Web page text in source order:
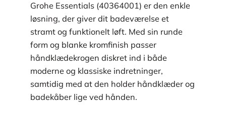
Grohe Essentials (40364001) er den enkle
løsning, der giver dit badeværelse et
stramt og funktionelt løft. Med sin runde
form og blanke kromfinish passer
håndklædekrogen diskret ind i både
moderne og klassiske indretninger,
samtidig med at den holder håndklæder og
badekåber lige ved hånden.